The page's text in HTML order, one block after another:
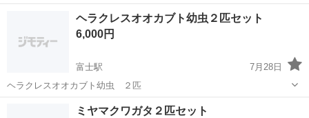
ｍになります。 車輪の動きが多少悪い物、ギシギシ音が鳴る物などが
ありますので メンテナンスが出来る方にオススメです。引き取り希望
ですので リフト付きの...
富士駅
ヘラクレスオオカブト幼虫２匹セット
6,000円
富士駅
7月28日
ヘラクレスオオカブト幼虫 ２匹
富士駅 その他 ヘラクレスオオカブト
ミヤマクワガタ２匹セット